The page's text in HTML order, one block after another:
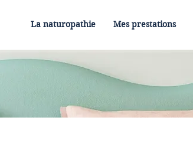
La naturopathie Mes prestations